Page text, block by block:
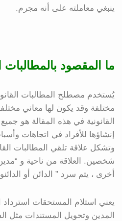
ينبغي معاملته على أنه مجرم.
ما المقصود بالمطالبات
يُستخدم مصطلح المطالبات
مختلفة وقد يكون لها معاني
القانونية في هذه المقالة هو جميع
إنشاؤها للأفراد في اتجاهات
وتشكل علاقة تلقي المطالبات
شخصين. العلاقة من ناحية و
أخرى ، يتم سرد ” الدائن أو
يعني استلام المستحقات
المدين وتحويل المستندات مثل